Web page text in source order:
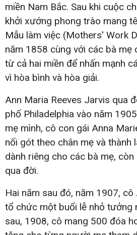
miền Nam Bắc. Sau khi cuộc
khởi xướng phong trào mang
Mẫu làm việc (Mothers' Work
năm 1858 cùng với các bà mẹ
từ cả hai miền để nhấn mạnh
vì hòa bình và hòa giải.
Ann Maria Reeves Jarvis qua
phố Philadelphia vào năm
mẹ mình, cô con gái Anna
nối gót theo chân mẹ và thành
dành riêng cho các bà mẹ,
qua đời.
Hai năm sau đó, năm 1907,
tổ chức một buổi lễ nhỏ tưởng
sau, 1908, cô mang 500 đóa